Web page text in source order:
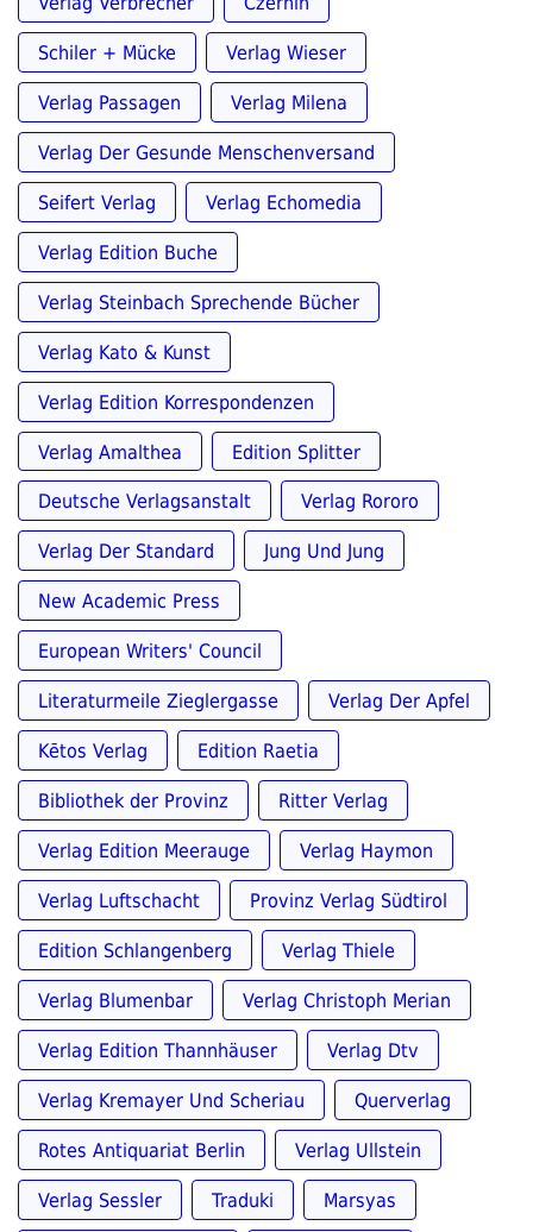
Schiler + Mücke Verlag Wieser
Verlag Passagen Verlag Milena
Verlag Der Gesunde Menschenversand
Seifert Verlag Verlag Echomedia
Verlag Edition Buche
Verlag Steinbach Sprechende Bücher
Verlag Kato & Kunst
Verlag Edition Korrespondenzen
Verlag Amalthea Edition Splitter
Deutsche Verlagsanstalt Verlag Rororo
Verlag Der Standard Jung Und Jung
New Academic Press
European Writers' Council
Literaturmeile Zieglergasse Verlag Der Apfel
Kētos Verlag Edition Raetia
Bibliothek der Provinz Ritter Verlag
Verlag Edition Meerauge Verlag Haymon
Verlag Luftschacht Provinz Verlag Südtirol
Edition Schlangenberg Verlag Thiele
Verlag Blumenbar Verlag Christoph Merian
Verlag Edition Thannhäuser Verlag Dtv
Verlag Kremayer Und Scheriau Querverlag
Rotes Antiquariat Berlin Verlag Ullstein
Verlag Sessler Traduki Marsyas